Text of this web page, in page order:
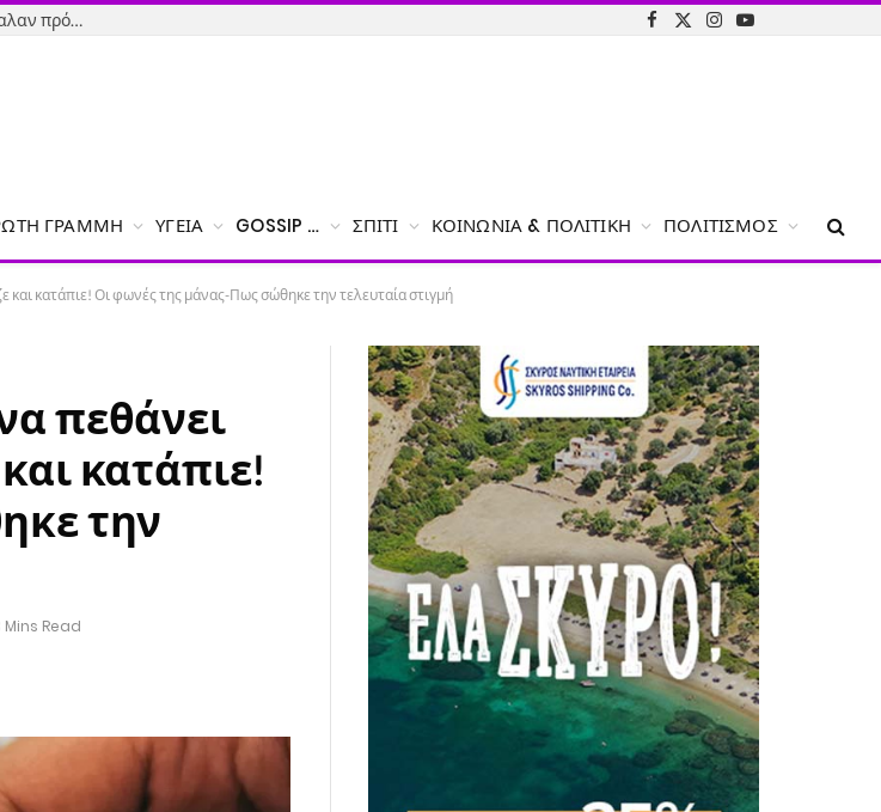
Εύβοια-Απίστευτο: Φορολόγησαν την εγγονή και της έβαλαν πρόστιμο γιατί δεν δήλωσε το χαρτζιλίκι του παππού!
Facebook
X
Instagram
YouTube
ΓΡΑΜΜΉ ΥΓΕΊΑ GOSSIP … ΣΠΊΤΙ ΚΟΙΝΩΝΊΑ & ΠΟΛΙΤΙΚΉ ΠΟΛΙΤΙΣΜΌΣ
κατάπιε! Οι φωνές της μάνας-Πως σώθηκε την τελευταία στιγμή
πεθάνει
κατάπιε!
την
Mins Read